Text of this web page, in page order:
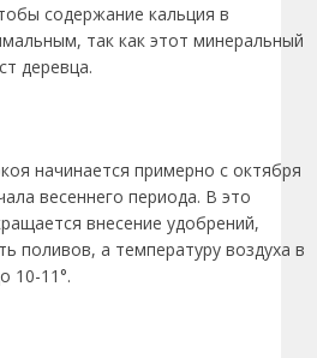
содержание кальция в
так как этот минеральный
деревца.
начинается примерно с октября
весеннего периода. В это
внесение удобрений,
поливов, а температуру воздуха в
10-11°.